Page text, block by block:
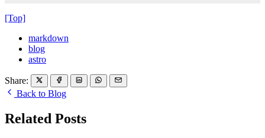
[Top]
markdown
blog
astro
Share:
Back to Blog
Related Posts